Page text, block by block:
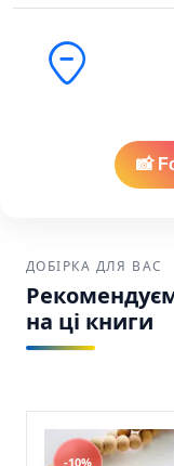
Америці.
Зручна
USPS, UPS
Глибше за
📸
ДОБІРКА ДЛЯ ВАС
на ці книги
-10%